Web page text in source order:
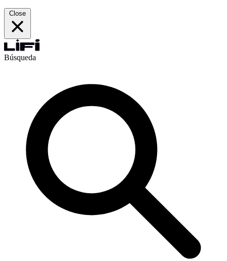
Close
Búsqueda